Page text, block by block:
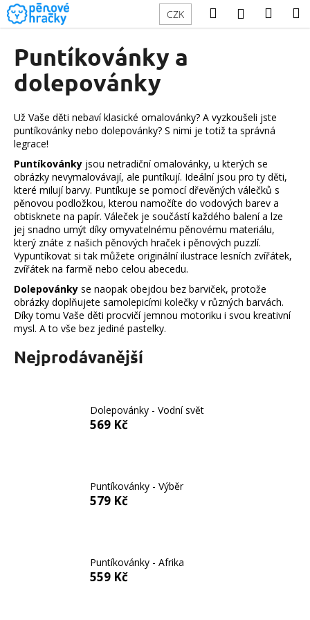
Přejít
na
obsah
CZK HledatPřihlášení
Puntíkovánky a
dolepovánky
Už Vaše děti nebaví klasické omalovánky? A vyzkoušeli jste
puntíkovánky nebo dolepovánky? S nimi je totiž ta správná
legrace!
Puntíkovánky jsou netradiční omalovánky, u kterých se
obrázky nevymalovávají, ale puntíkují. Ideální jsou pro ty děti,
které milují barvy. Puntíkuje se pomocí dřevěných válečků s
pěnovou podložkou, kterou namočíte do vodových barev a
obtisknete na papír. Váleček je součástí každého balení a lze
jej snadno umýt díky omyvatelnému pěnovému materiálu,
který znáte z našich pěnových hraček i pěnových puzzlí.
Vypuntíkovat si tak můžete originální ilustrace lesních zvířátek,
zvířátek na farmě nebo celou abecedu.
Dolepovánky se naopak obejdou bez barviček, protože
obrázky doplňujete samolepicími kolečky v různých barvách.
Díky tomu Vaše děti procvičí jemnou motoriku i svou kreativní
mysl. A to vše bez jediné pastelky.
Nejprodávanější
Dolepovánky - Vodní svět
569 Kč
Puntíkovánky - Výběr
579 Kč
Puntíkovánky - Afrika
559 Kč
K
o
C
o
p
o
t
ř
e
b
u
j
e
t
e
n
a
í